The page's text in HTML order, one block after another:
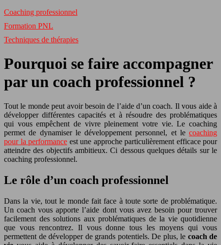
Coaching professionnel
Formation PNL
Techniques de thérapies
Pourquoi se faire accompagner
par un coach professionnel ?
Tout le monde peut avoir besoin de l’aide d’un coach. Il vous aide à
développer différentes capacités et à résoudre des problématiques
qui vous empêchent de vivre pleinement votre vie. Le coaching
permet de dynamiser le développement personnel, et le coaching
pour la performance est une approche particulièrement efficace pour
atteindre des objectifs ambitieux. Ci dessous quelques détails sur le
coaching professionnel.
Le rôle d’un coach professionnel
Dans la vie, tout le monde fait face à toute sorte de problématique.
Un coach vous apporte l’aide dont vous avez besoin pour trouver
facilement des solutions aux problématiques de la vie quotidienne
que vous rencontrez. Il vous donne tous les moyens qui vous
permettent de développer de grands potentiels. De plus, le coach de